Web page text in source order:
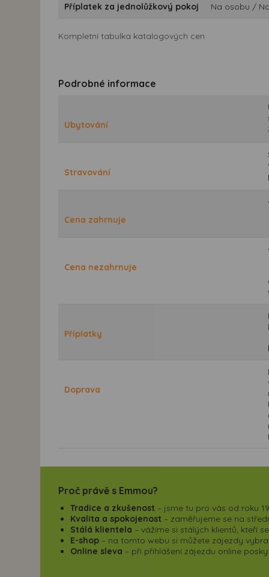
Příplatek za jednolůžkový pokoj Na osobu /
Kompletní tabulka katalogových cen
Podrobné informace
Ubytování
Stravování
Cena zahrnuje
Cena nezahrnuje
Příplatky
Doprava
Proč právě s Emmou?
Tradice a zkušenost – jsme tu pro vás od roku
Kvalita a spokojenost – zaměřujeme se na
Stálá klientela – vážíme si stálých klientů, kteří
E-shop – na tomto webu si můžete zájezdy
Online sleva – při přihlášení zájezdu online